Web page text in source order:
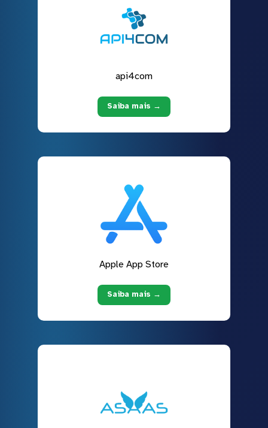
api4com
Saiba mais →
Apple App Store
Saiba mais →